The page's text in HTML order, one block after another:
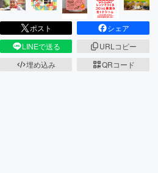
CAMPFIREふるさと納税
ポスト
シェア
LINEで送る
URLコピー
埋め込み
QRコード